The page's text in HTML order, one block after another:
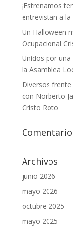
¡Estrenamos
entrevistan a la
Un Halloween
Ocupacional
Unidos por
la Asamblea
Diversos frente
con Norberto
Cristo Roto
Archivos
junio 2026
mayo 2026
octubre 2025
mayo 2025